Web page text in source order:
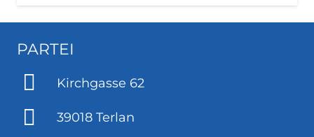
PARTEI
Kirchgasse 62
39018 Terlan